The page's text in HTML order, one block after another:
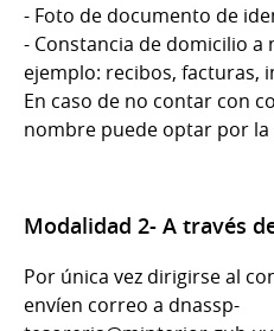
- Foto de documento de
- Constancia de domicilio
ejemplo: recibos, facturas,
En caso de no contar con
nombre puede optar por la
Modalidad 2- A través
Por única vez dirigirse al
envíen correo a dnassp-